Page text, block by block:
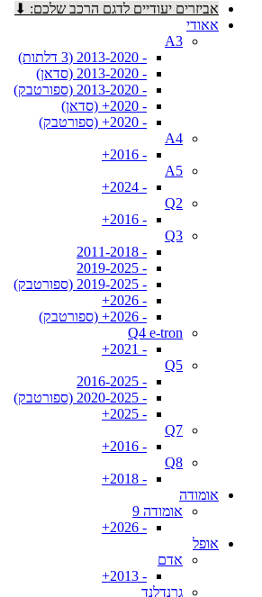
אביזרים יעודיים לדגם הרכב שלכם: ⬇
אאודי
A3
- 2013-2020 (3 דלתות)
- 2013-2020 (סדאן)
- 2013-2020 (ספורטבק)
- 2020+ (סדאן)
- 2020+ (ספורטבק)
A4
- 2016+
A5
- 2024+
Q2
- 2016+
Q3
- 2011-2018
- 2019-2025
- 2019-2025 (ספורטבק)
- 2026+
- 2026+ (ספורטבק)
Q4 e-tron
- 2021+
Q5
- 2016-2025
- 2020-2025 (ספורטבק)
- 2025+
Q7
- 2016+
Q8
- 2018+
אומודה
אומודה 9
- 2026+
אופל
אדם
- 2013+
גרנדלנד